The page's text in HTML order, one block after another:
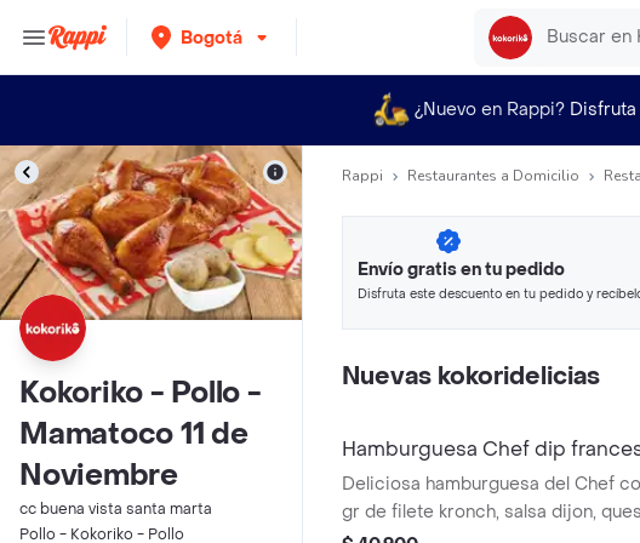
Bogotá
¿Nuevo en Rappi?
Kokoriko - Pollo -
Mamatoco 11 de
Noviembre
cc buena vista santa marta
Pollo - Kokoriko - Pollo
Rappi Restaurantes a Domicilio
Envío gratis en tu pedido
Disfruta este descuento en tu pedido y
Nuevas kokoridelicias
Hamburguesa Chef dip
Deliciosa hamburguesa del Chef
gr de filete kronch, salsa dijon,